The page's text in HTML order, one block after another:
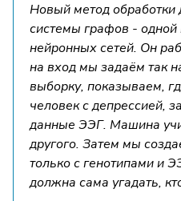
Новый метод
системы графов - одной
нейронных сетей. Он
на вход мы задаём так
выборку, показываем,
человек с депрессией,
данные ЭЭГ. Машина
другого. Затем мы
только с генотипами и
должна сама угадать,